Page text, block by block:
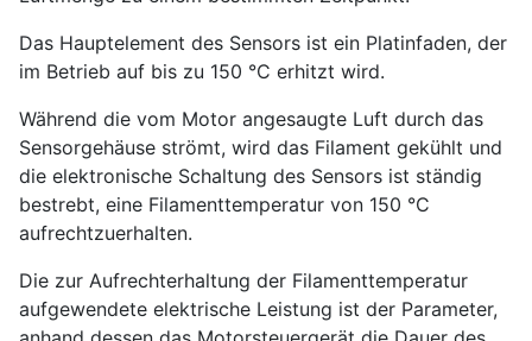
Das Hauptelement des Sensors ist ein Platinfaden, der
im Betrieb auf bis zu 150 °C erhitzt wird.
Während die vom Motor angesaugte Luft durch das
Sensorgehäuse strömt, wird das Filament gekühlt und
die elektronische Schaltung des Sensors ist ständig
bestrebt, eine Filamenttemperatur von 150 °C
aufrechtzuerhalten.
Die zur Aufrechterhaltung der Filamenttemperatur
aufgewendete elektrische Leistung ist der Parameter,